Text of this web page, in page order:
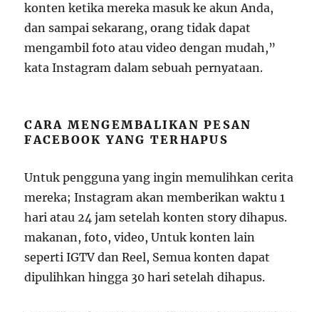
konten ketika mereka masuk ke akun Anda,
dan sampai sekarang, orang tidak dapat
mengambil foto atau video dengan mudah,”
kata Instagram dalam sebuah pernyataan.
CARA MENGEMBALIKAN PESAN
FACEBOOK YANG TERHAPUS
Untuk pengguna yang ingin memulihkan cerita
mereka; Instagram akan memberikan waktu 1
hari atau 24 jam setelah konten story dihapus.
makanan, foto, video, Untuk konten lain
seperti IGTV dan Reel, Semua konten dapat
dipulihkan hingga 30 hari setelah dihapus.